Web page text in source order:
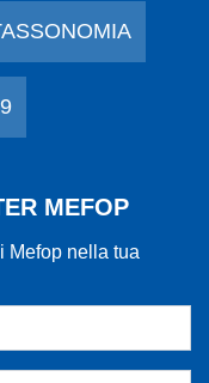
MEFOP
Mefop nella tua